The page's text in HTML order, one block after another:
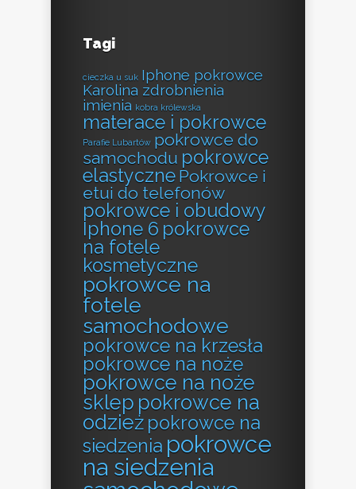
Tagi
cieczka u suk Iphone pokrowce
Karolina zdrobnienia
imienia kobra królewska
materace i pokrowce
Parafie Lubartów pokrowce do
samochodu pokrowce
elastyczne Pokrowce i
etui do telefonów
pokrowce i obudowy
Iphone 6 pokrowce
na fotele
kosmetyczne
pokrowce na
fotele
samochodowe
pokrowce na krzesła
pokrowce na noże
pokrowce na noże
sklep pokrowce na
odzież pokrowce na
siedzenia pokrowce
na siedzenia